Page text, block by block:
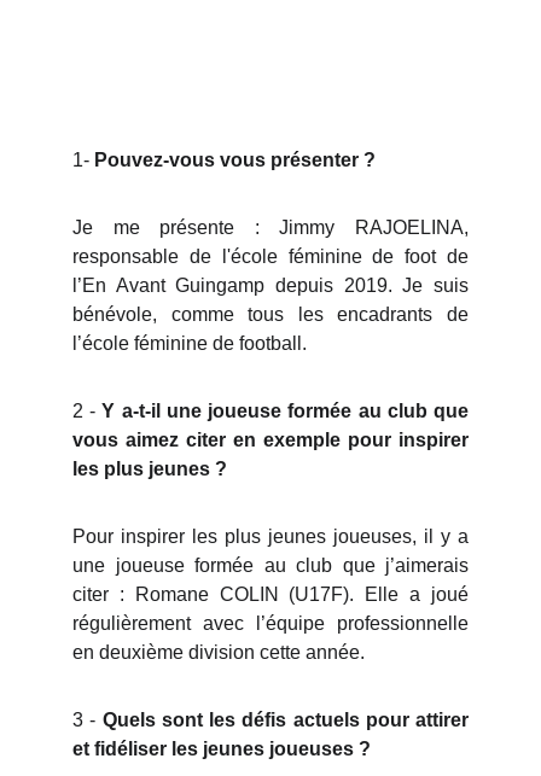
1- Pouvez-vous vous présenter ?
Je me présente : Jimmy RAJOELINA,
responsable de l'école féminine de foot de
l’En Avant Guingamp depuis 2019. Je suis
bénévole, comme tous les encadrants de
l’école féminine de football.
2 -Y a-t-il une joueuse formée au club que
vous aimez citer en exemple pour inspirer
les plus jeunes ?
Pour inspirer les plus jeunes joueuses, il y a
une joueuse formée au club que j’aimerais
citer : Romane COLIN (U17F). Elle a joué
régulièrement avec l’équipe professionnelle
en deuxième division cette année.
3 - Quels sont les défis actuels pour attirer
et fidéliser les jeunes joueuses ?